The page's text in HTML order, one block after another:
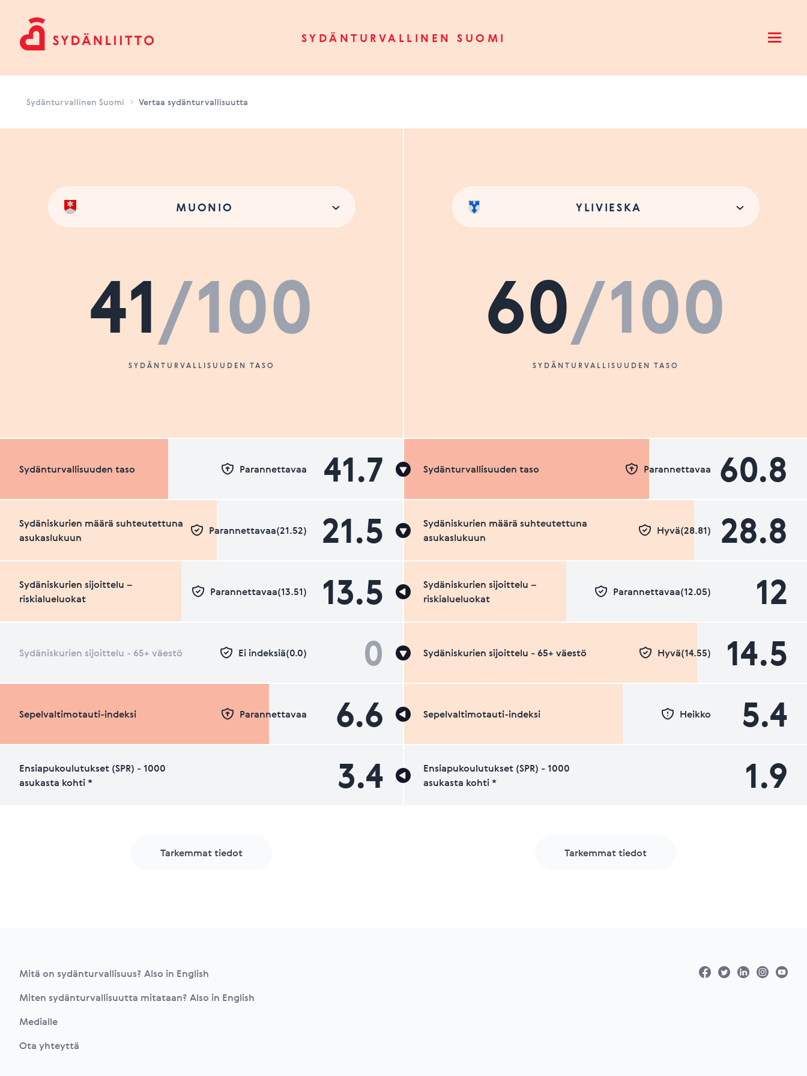
SYDÄNTURVALLINEN SUOMI Open
Sydänturvallinen Suomi Vertaa sydänturvallisuutta
MUONIO
41/100
SYDÄNTURVALLISUUDEN TASO
Sydänturvallisuuden taso 41.7
Parannettavaa
Sydäniskurien määrä suhteutettuna
asukaslukuun
21.5
Parannettavaa(21.52)
Sydäniskurien sijoittelu –
riskialueluokat
13.5
Parannettavaa(13.51)
Sydäniskurien sijoittelu - 65+ väestö 0
Ei indeksiä(0.0)
Sepelvaltimotauti-indeksi 6.6
Parannettavaa
Ensiapukoulutukset (SPR) - 1000
asukasta kohti *
3.4
Tarkemmat tiedot
YLIVIESKA
60/100
SYDÄNTURVALLISUUDEN TASO
Sydänturvallisuuden taso 60.8
Parannettavaa
Sydäniskurien määrä suhteutettuna
asukaslukuun
28.8
Hyvä(28.81)
Sydäniskurien sijoittelu –
riskialueluokat
12
Parannettavaa(12.05)
Sydäniskurien sijoittelu - 65+ väestö 14.5
Hyvä(14.55)
Sepelvaltimotauti-indeksi 5.4
Heikko
Ensiapukoulutukset (SPR) - 1000
asukasta kohti *
1.9
Tarkemmat tiedot
Mitä on sydänturvallisuus? Also in English
Miten sydänturvallisuutta mitataan? Also in English
Medialle
Ota yhteyttä